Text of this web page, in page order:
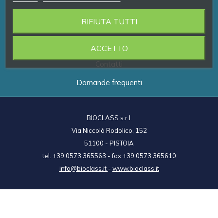
Prodotti
Brand
Domande frequenti
RIFIUTA TUTTI
ACCETTO
BIOCLASS s.r.l.
Via Niccolò Rodolico, 152
51100 - PISTOIA
tel. +39 0573 365563 - fax +39 0573 365610
info@bioclass.it - www.bioclass.it